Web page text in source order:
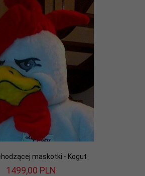
maskotki - Kogut
1499,00 PLN